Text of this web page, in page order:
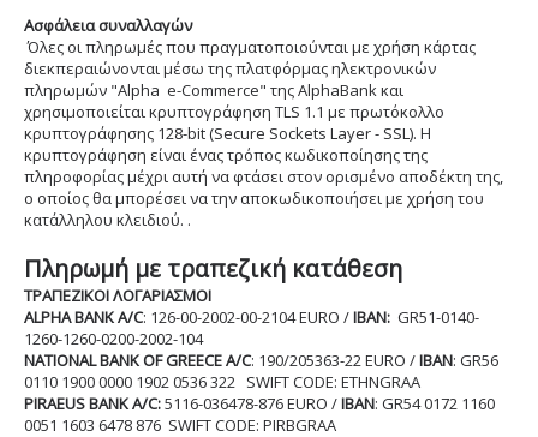
Ασφάλεια συναλλαγών
Όλες οι πληρωμές που πραγματοποιούνται με χρήση κάρτας
διεκπεραιώνονται μέσω της πλατφόρμας ηλεκτρονικών
πληρωμών "Alpha e-Commerce" της AlphaBank και
χρησιμοποιείται κρυπτογράφηση TLS 1.1 με πρωτόκολλο
κρυπτογράφησης 128-bit (Secure Sockets Layer - SSL). Η
κρυπτογράφηση είναι ένας τρόπος κωδικοποίησης της
πληροφορίας μέχρι αυτή να φτάσει στον ορισμένο αποδέκτη της,
ο οποίος θα μπορέσει να την αποκωδικοποιήσει με χρήση του
κατάλληλου κλειδιού. .
Πληρωμή με τραπεζική κατάθεση
ΤΡΑΠΕΖΙΚΟΙ ΛΟΓΑΡΙΑΣΜΟΙ
ALPHA BANKA/C: 126-00-2002-00-2104 EURO /IBAN: GR51-0140-
1260-1260-0200-2002-104
NATIONAL BANK OF GREECE A/C: 190/205363-22 EURO /IBAN: GR56
0110 1900 0000 1902 0536 322 SWIFT CODE: ETHNGRAA
PIRAEUS BANK A/C:5116-036478-876 EURO /ΙBAN: GR54 0172 1160
0051 1603 6478 876 SWIFT CODE: PIRBGRAA